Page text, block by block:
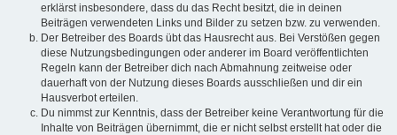
erklärst insbesondere, dass du das Recht besitzt, die in deinen
Beiträgen verwendeten Links und Bilder zu setzen bzw. zu verwenden.
Der Betreiber des Boards übt das Hausrecht aus. Bei Verstößen gegen
diese Nutzungsbedingungen oder anderer im Board veröffentlichten
Regeln kann der Betreiber dich nach Abmahnung zeitweise oder
dauerhaft von der Nutzung dieses Boards ausschließen und dir ein
Hausverbot erteilen.
Du nimmst zur Kenntnis, dass der Betreiber keine Verantwortung für die
Inhalte von Beiträgen übernimmt, die er nicht selbst erstellt hat oder die